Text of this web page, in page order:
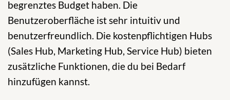
begrenztes Budget haben. Die
Benutzeroberfläche ist sehr intuitiv und
benutzerfreundlich. Die kostenpflichtigen Hubs
(Sales Hub, Marketing Hub, Service Hub) bieten
zusätzliche Funktionen, die du bei Bedarf
hinzufügen kannst.